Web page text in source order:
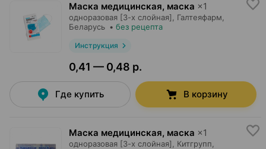
Маска медицинская, маска ×1
одноразовая [3-х слойная], Галтеяфарм
Беларусь • без рецепта
Инструкция
0,41 — 0,48 р.
Где купить В корзину
Маска медицинская, маска ×1
одноразовая [3-х слойная], Китгрупп